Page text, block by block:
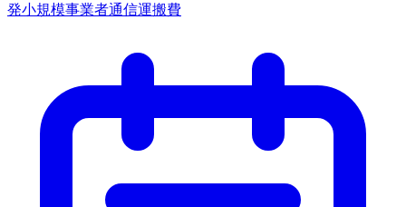
発小規模事業者通信運搬費